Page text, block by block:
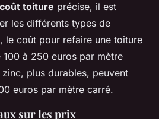
toiture précise, il est
les différents types de
le coût pour refaire une toiture
à 250 euros par mètre
plus durables, peuvent
euros par mètre carré.
sur les prix